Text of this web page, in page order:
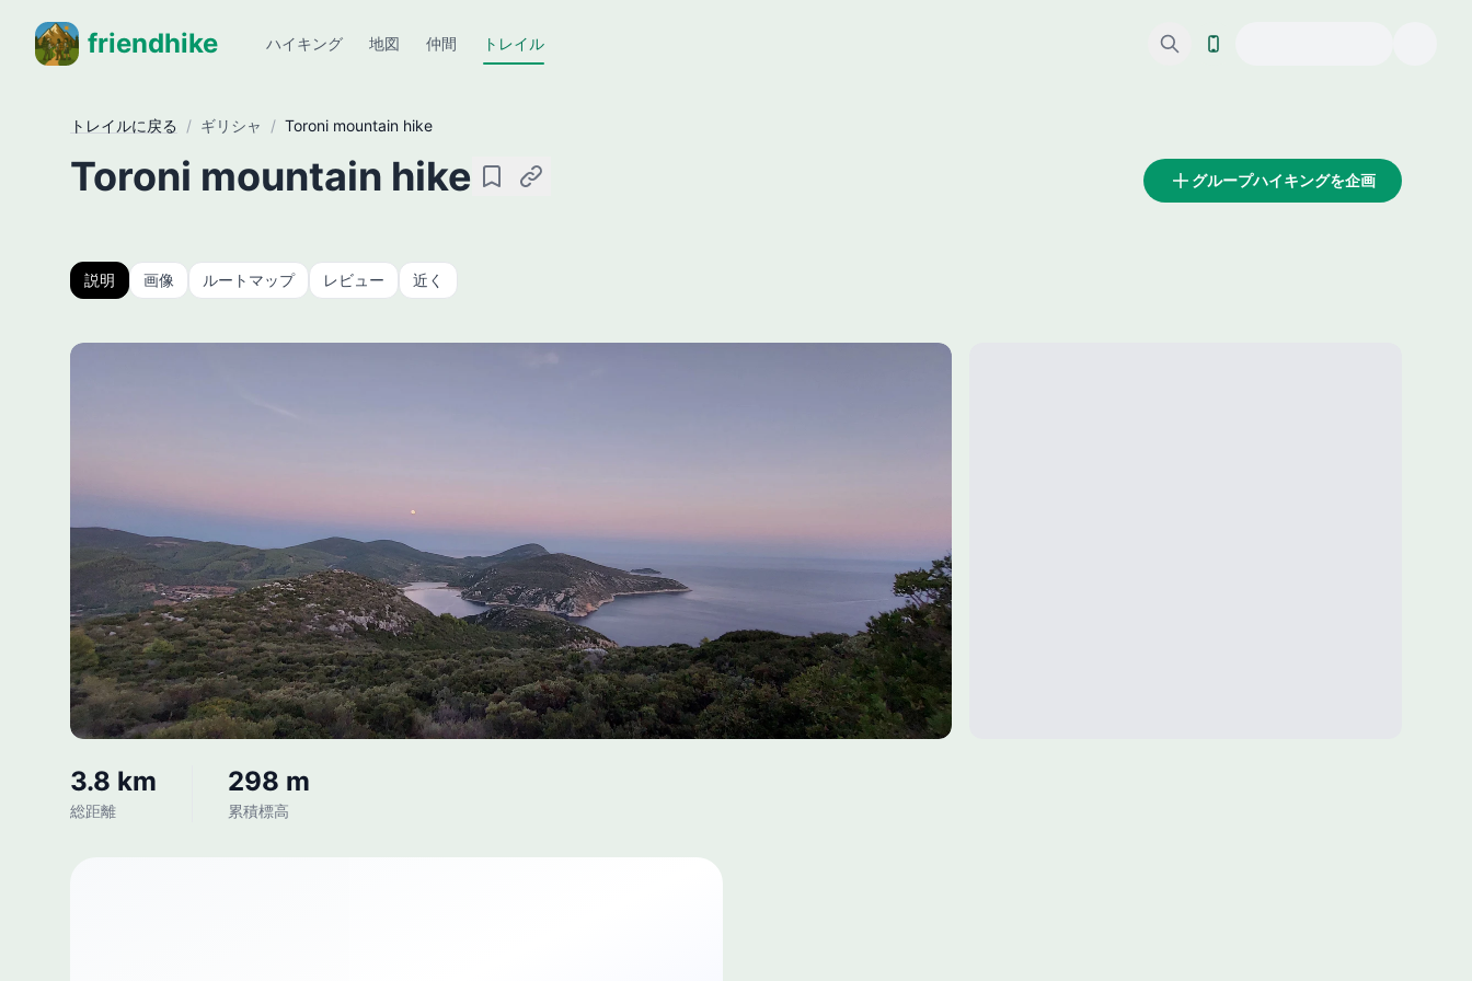
friendhike ハイキング 地図 仲間 トレイル
トレイルに戻る / ギリシャ / Toroni mountain hike
Toroni mountain hike 保存 リンクをコピー グループハイキングを企画
説明 画像 ルートマップ レビュー 近く
3.8 km
総距離
298 m
累積標高